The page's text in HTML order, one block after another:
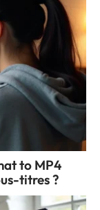
to MP4
titres ?